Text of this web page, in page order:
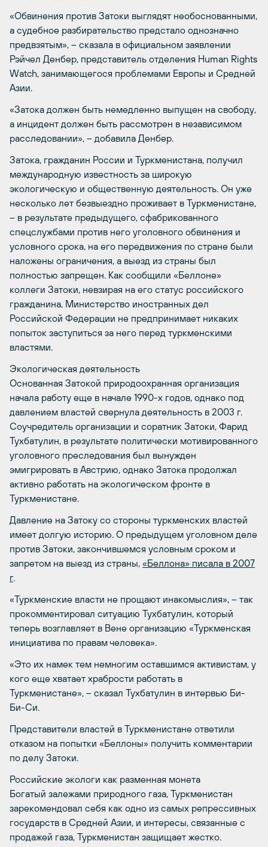
«Обвинения против Затоки выглядят необоснованными,
а судебное разбирательство предстало однозначно
предвзятым», – сказала в официальном заявлении
Рэйчел Денбер, представитель отделения Human Rights
Watch, занимающегося проблемами Европы и Средней
Азии.
«Затока должен быть немедленно выпущен на свободу,
а инцидент должен быть рассмотрен в независимом
расследовании», – добавила Денбер.
Затока, гражданин России и Туркменистана, получил
международную известность за широкую
экологическую и общественную деятельность. Он уже
несколько лет безвыездно проживает в Туркменистане,
– в результате предыдущего, сфабрикованного
спецслужбами против него уголовного обвинения и
условного срока, на его передвижения по стране были
наложены ограничения, а выезд из страны был
полностью запрещен. Как сообщили «Беллоне»
коллеги Затоки, невзирая на его статус российского
гражданина, Министерство иностранных дел
Российской Федерации не предпринимает никаких
попыток заступиться за него перед туркменскими
властями.
Экологическая деятельность
Основанная Затокой природоохранная организация
начала работу еще в начале 1990-х годов, однако под
давлением властей свернула деятельность в 2003 г.
Соучредитель организации и соратник Затоки, Фарид
Тухбатулин, в результате политически мотивированного
уголовного преследования был вынужден
эмигрировать в Австрию, однако Затока продолжал
активно работать на экологическом фронте в
Туркменистане.
Давление на Затоку со стороны туркменских властей
имеет долгую историю. О предыдущем уголовном деле
против Затоки, закончившемся условным сроком и
запретом на выезд из страны, «Беллона» писала в 2007
г.
«Туркменские власти не прощают инакомыслия», – так
прокомментировал ситуацию Тухбатулин, который
теперь возглавляет в Вене организацию «Туркменская
инициатива по правам человека».
«Это их намек тем немногим оставшимся активистам, у
кого еще хватает храбрости работать в
Туркменистане», – сказал Тухбатулин в интервью Би-
Би-Си.
Представители властей в Туркменистане ответили
отказом на попытки «Беллоны» получить комментарии
по делу Затоки.
Российские экологи как разменная монета
Богатый залежами природного газа, Туркменистан
зарекомендовал себя как одно из самых репрессивных
государств в Средней Азии, и интересы, связанные с
продажей газа, Туркменистан защищает жестко.